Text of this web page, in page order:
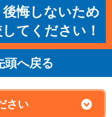
悔しないため
てください！
頭へ戻る